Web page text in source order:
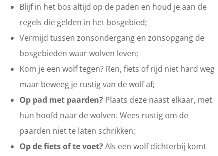
Blijf in het bos altijd op de paden en houd je aan de
regels die gelden in het bosgebied;
Vermijd tussen zonsondergang en zonsopgang de
bosgebieden waar wolven leven;
Kom je een wolf tegen? Ren, fiets of rijd niet hard weg
maar beweeg je rustig van de wolf af;
Op pad met paarden? Plaats deze naast elkaar, met
hun hoofd naar de wolven. Wees rustig om de
paarden niet te laten schrikken;
Op de fiets of te voet?Als een wolf dichterbij komt